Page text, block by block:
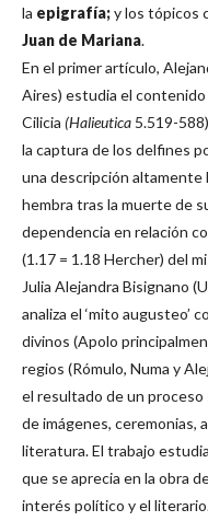
la epigrafía;y los tópicos
Juan de Mariana.
En el primer artículo,
Aires) estudia el
Cilicia (Halieutica 5.519-
la captura de los delfines
una descripción altamente
hembra tras la muerte de
dependencia en relación
(1.17 = 1.18 Hercher) del
Julia Alejandra Bisignano
analiza el ‘mito augusteo’
divinos (Apolo
regios (Rómulo, Numa y
el resultado de un
de imágenes, ceremonias,
literatura. El trabajo
que se aprecia en la obra
interés político y el